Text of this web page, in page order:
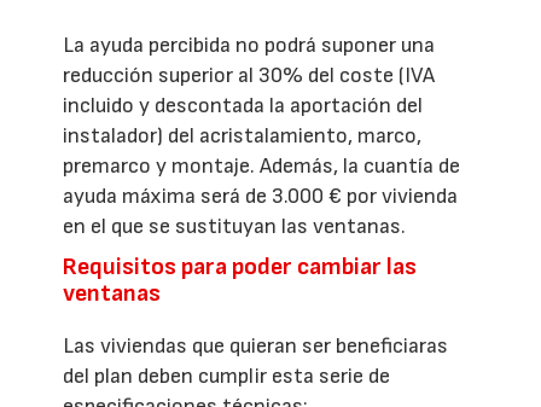
La ayuda percibida no podrá suponer una
reducción superior al 30% del coste (IVA
incluido y descontada la aportación del
instalador) del acristalamiento, marco,
premarco y montaje. Además, la cuantía de
ayuda máxima será de 3.000 € por vivienda
en el que se sustituyan las ventanas.
Requisitos para poder cambiar las
ventanas
Las viviendas que quieran ser beneficiaras
del plan deben cumplir esta serie de